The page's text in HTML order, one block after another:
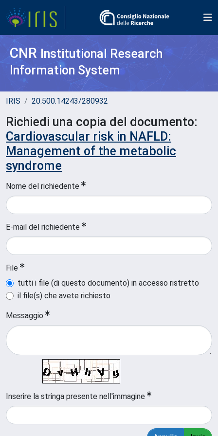
CNR Institutional Research
Information System
IRIS 20.500.14243/280932
Richiedi una copia del documento:
Cardiovascular risk in NAFLD:
Management of the metabolic
syndrome
Nome del richiedente
E-mail del richiedente
File
tutti i file (di questo documento) in accesso ristretto
il file(s) che avete richiesto
Messaggio
Inserire la stringa presente nell'immagine